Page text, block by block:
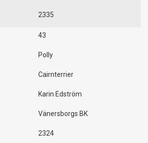
2335
43
Polly
Cairnterrier
Karin Edström
Vänersborgs BK
2324